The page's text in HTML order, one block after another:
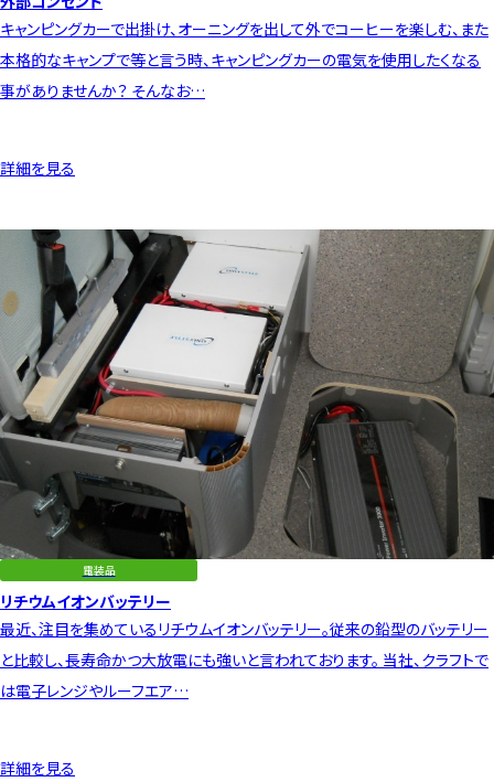
キャンピングカーで出掛け、オーニングを出して外でコーヒーを楽しむ、また
本格的なキャンプで等と言う時、キャンピングカーの電気を使用したくなる
事がありませんか？ そんなお…
詳細を見る
電装品
リチウムイオンバッテリー
最近、注目を集めているリチウムイオンバッテリー。従来の鉛型のバッテリー
と比較し、長寿命かつ大放電にも強いと言われております。 当社、クラフトで
は電子レンジやルーフエア…
詳細を見る